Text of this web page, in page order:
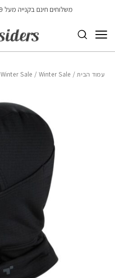
Skip to Contentמשלוחים חינם בקנייה מעל 299 ש”ח | 3-5 ימי עסקים
עמוד הבית/
Winter Sale / Winter Sale | גברים